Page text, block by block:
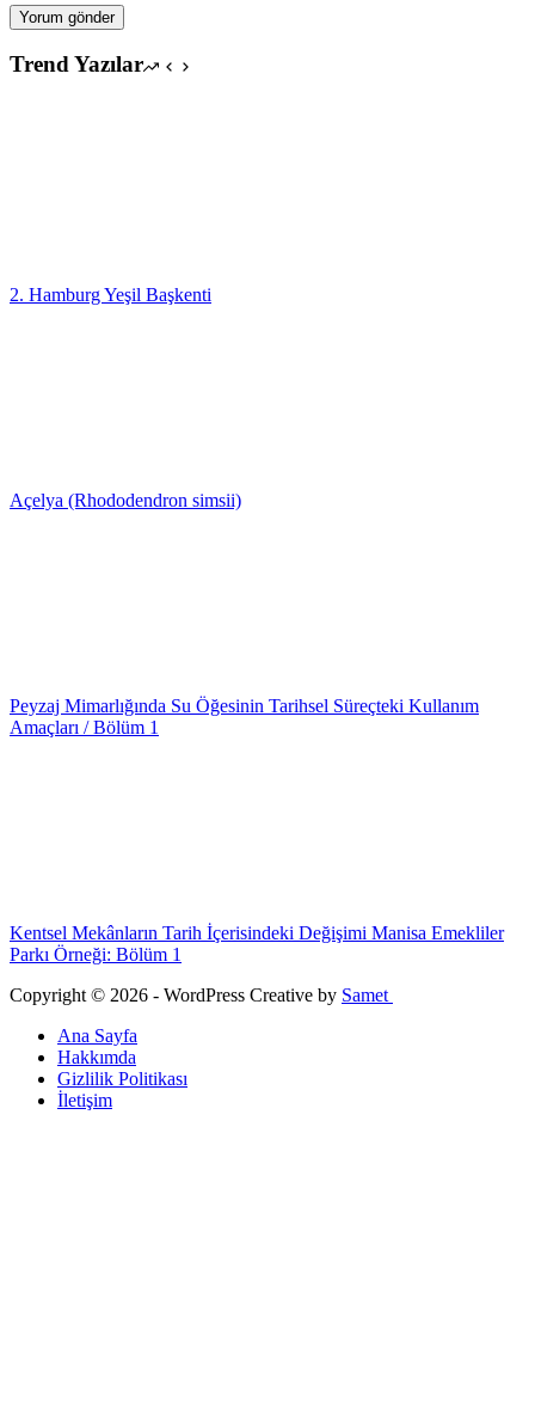
Yorum gönder
Trend Yazılar
2. Hamburg Yeşil Başkenti
Açelya (Rhododendron simsii)
Peyzaj Mimarlığında Su Öğesinin Tarihsel Süreçteki Kullanım
Amaçları / Bölüm 1
Kentsel Mekânların Tarih İçerisindeki Değişimi Manisa Emekliler
Parkı Örneği: Bölüm 1
Copyright © 2026 - WordPress Creative by Samet
Ana Sayfa
Hakkımda
Gizlilik Politikası
İletişim